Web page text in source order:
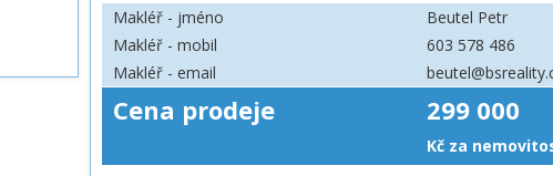
Makléř - jméno
Beutel Petr
Makléř - mobil
603 578 486
Makléř - email
Cena prodeje 299 000
Kč za